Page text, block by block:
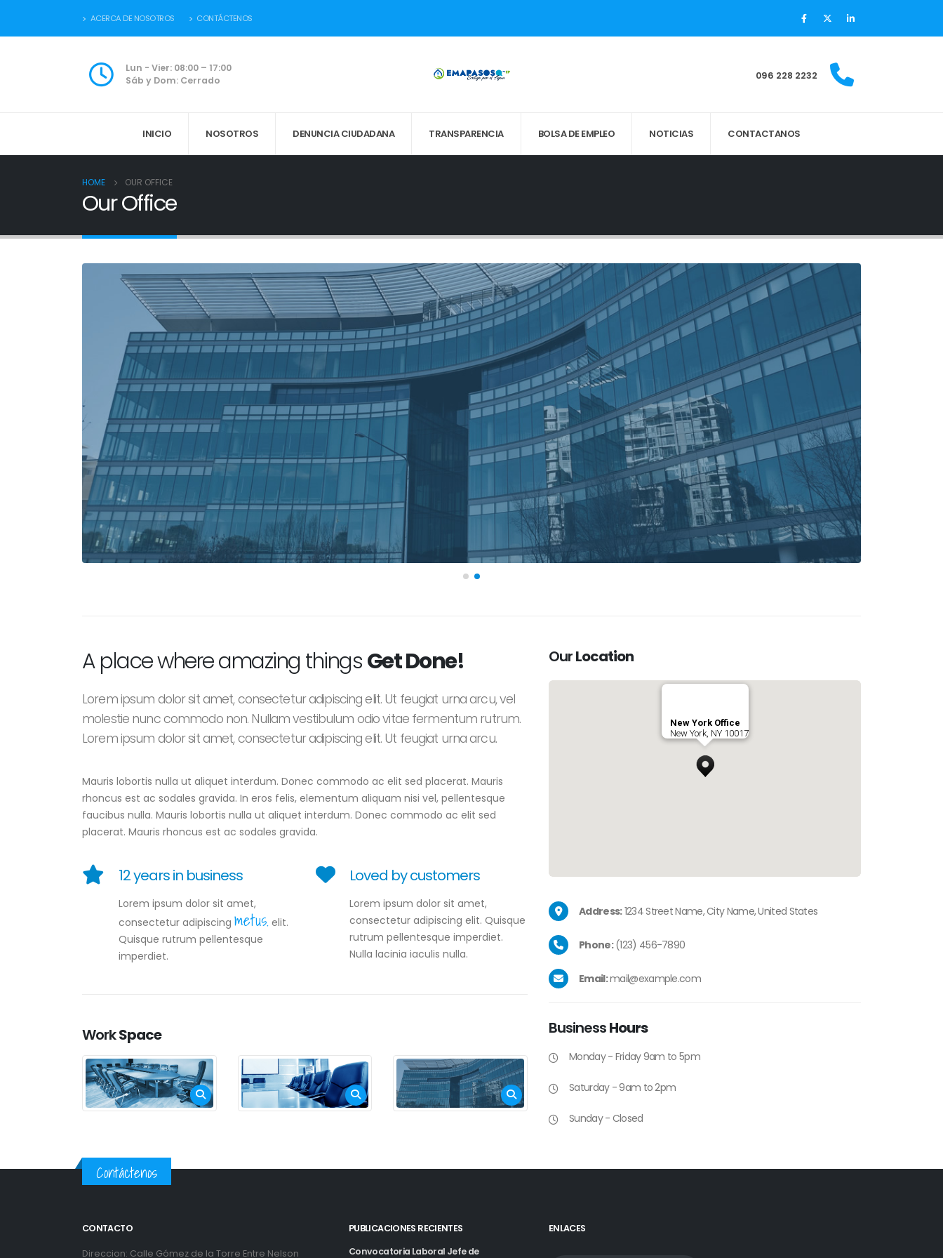
ACERCA DE NOSOTROS CONTÁCTENOS
Lun - Vier: 08:00 – 17:00
Sáb y Dom: Cerrado
096 228 2232
INICIO NOSOTROS DENUNCIA CIUDADANA TRANSPARENCIA BOLSA DE EMPLEO NOTICIAS CONTACTANOS
HOME OUR OFFICE
Our Office
A place where amazing thingsGet Done!
Lorem ipsum dolor sit amet, consectetur adipiscing elit. Ut feugiat urna arcu, vel
molestie nunc commodo non. Nullam vestibulum odio vitae fermentum rutrum.
Lorem ipsum dolor sit amet, consectetur adipiscing elit. Ut feugiat urna arcu.
Mauris lobortis nulla ut aliquet interdum. Donec commodo ac elit sed placerat. Mauris
rhoncus est ac sodales gravida. In eros felis, elementum aliquam nisi vel, pellentesque
faucibus nulla. Mauris lobortis nulla ut aliquet interdum. Donec commodo ac elit sed
placerat. Mauris rhoncus est ac sodales gravida.
12 years in business
Lorem ipsum dolor sit amet,
consectetur adipiscing metus. elit.
Quisque rutrum pellentesque
imperdiet.
Loved by customers
Lorem ipsum dolor sit amet,
consectetur adipiscing elit. Quisque
rutrum pellentesque imperdiet.
Nulla lacinia iaculis nulla.
WorkSpace
OurLocation
New York Office
New York, NY 10017
Address:1234 Street Name, City Name, United States
Phone:(123) 456-7890
Email:mail@example.com
BusinessHours
Monday - Friday 9am to 5pm
Saturday - 9am to 2pm
Sunday - Closed
Contáctenos
CONTACTO
Direccion: Calle Gómez de la Torre Entre Nelson
PUBLICACIONES RECIENTES
Convocatoria Laboral Jefe de
ENLACES